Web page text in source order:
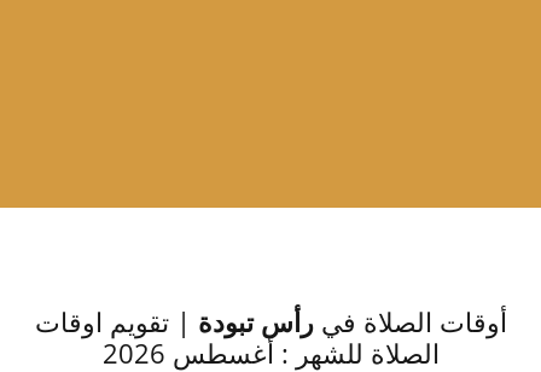
أوقات الصلاة فيرأس تبودة | تقويم اوقات
الصلاة للشهر : أغسطس 2026